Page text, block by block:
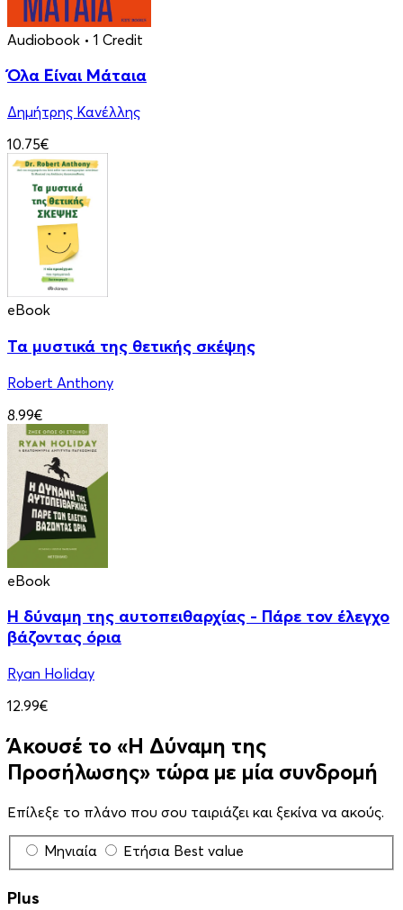
Audiobook • 1 Credit
Όλα Είναι Μάταια
Δημήτρης Κανέλλης
10.75€
eBook
Τα μυστικά της θετικής σκέψης
Robert Anthony
8.99€
eBook
Η δύναμη της αυτοπειθαρχίας - Πάρε τον έλεγχο
βάζοντας όρια
Ryan Holiday
12.99€
Άκουσέ το «Η Δύναμη της
Προσήλωσης» τώρα με μία συνδρομή
Επίλεξε το πλάνο που σου ταιριάζει και ξεκίνα να ακούς.
Μηνιαία Ετήσια Best value
Plus